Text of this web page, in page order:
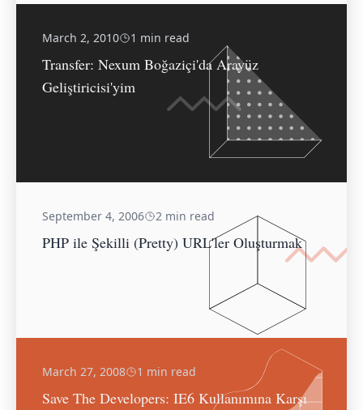
March 2, 2010 1 min read
Transfer: Nexum Boğaziçi'da Arayüz
Geliştiricisi'yim
September 4, 2006 2 min read
PHP ile Şekilli (Pretty) URL'ler Oluşturmak
March 27, 2008 1 min read
Save The Developers: IE6 Kullanımına Karşı